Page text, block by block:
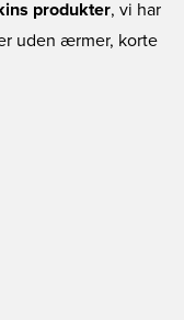
produkter, vi har
uden ærmer, korte